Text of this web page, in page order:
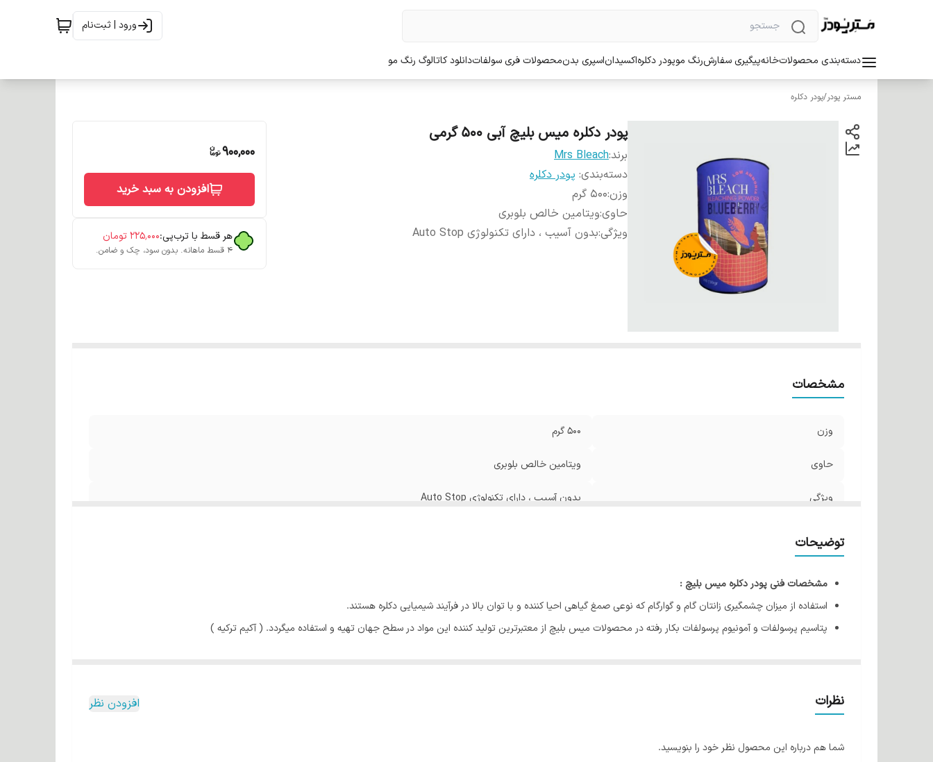
ورود | ثبت‌نام
دسته‌بندی محصولاتخانهپیگیری سفارشرنگ موپودر دکلرهاکسیداناسپری بدنمحصولات فری سولفاتدانلود کاتالوگ رنگ مو
مستر پودر/پودر دکلره
پودر دکلره میس بلیچ آبی 500 گرمی
برند:Mrs Bleach
دسته‌بندی: پودر دکلره
وزن:500 گرم
حاوی:ویتامین خالص بلوبری
ویژگی:بدون آسیب ، دارای تکنولوژی Auto Stop
900,000
افزودن به سبد خرید
هر قسط با ترب‌پی:۲۲۵٬۰۰۰تومان
۴ قسط ماهانه. بدون سود، چک و ضامن.
مشخصات
وزن 500 گرم
حاوی ویتامین خالص بلوبری
ویژگی بدون آسیب ، دارای تکنولوژی Auto Stop
توضیحات
مشخصات فنی پودر دکلره میس بلیچ :
استفاده از میزان چشمگیری زانتان گام و گوارگام که نوعی صمغ گیاهی احیا کننده و با توان بالا در فرآیند شیمیایی دکلره هستند.
پتاسیم پرسولفات و آمونیوم پرسولفات بکار رفته در محصولات میس بلیچ از معتبرترین تولید کننده این مواد در سطح جهان تهیه و استفاده میگردد. ( آکیم ترکیه )
بکار رفته در محصولات میس بلیچ از معتبرترین تولید کننده این مواد در سطح جهان تیهه و استفاده میگردد . ( ارلن ولت آلمان )
پلی کواترینیوم و ابیل بکار رفته در محصولات میس بلیپ از معتبرترین کمپانی تولید کننده این ماده در سطح جهان تهیه و استفاده میشود ( دکووک کانادا)
نظرات افزودن نظر
شما هم درباره این محصول نظر خود را بنویسید.